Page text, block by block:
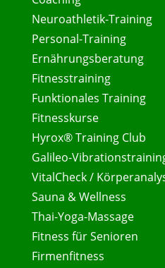
Neuroathletik-Training
Personal-Training
Ernährungsberatung
Fitnesstraining
Funktionales Training
Fitnesskurse
Hyrox® Training Club
Galileo-
VitalCheck /
Sauna & Wellness
Thai-Yoga-Massage
Fitness für Senioren
Firmenfitness